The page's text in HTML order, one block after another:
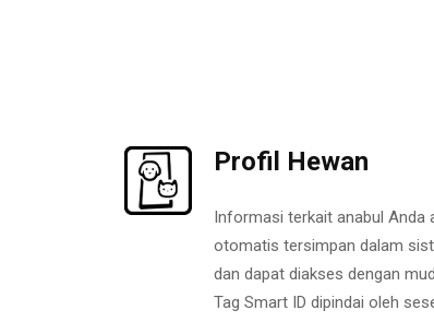
Profil Hewan
Informasi terkait anabul Anda
otomatis tersimpan dalam
dan dapat diakses dengan
Tag Smart ID dipindai oleh